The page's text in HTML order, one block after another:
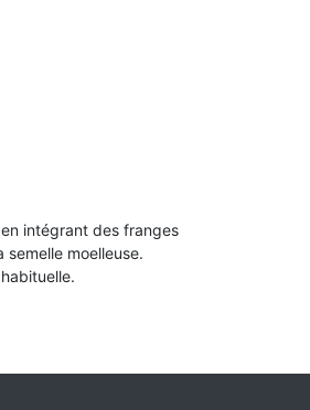
intégrant des franges
moelleuse.